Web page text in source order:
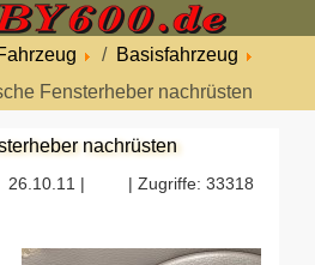
Basisfahrzeug
Fensterheber nachrüsten
nachrüsten
26.10.11 | | Zugriffe: 33318